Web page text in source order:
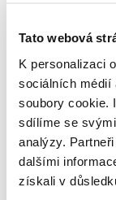
Tato webová
K personalizaci
sociálních médií
soubory cookie.
sdílíme se
analýzy.
dalšími
získali v
aleja
Decathlon
Aleja Jana
Decathlon
Poznańska 80-
Decathlon
Alpejska 5, 40-